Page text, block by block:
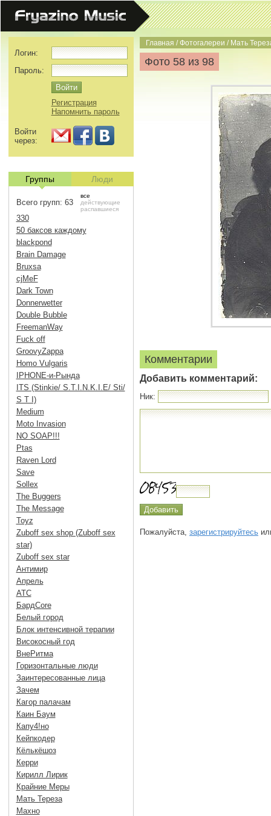
Главная /Фотогалереи / Мать
Фото 58 из 98
Комментарии
Добавить комментарий:
Ник:
Пожалуйста, зарегистрируйтесь
Логин:
Пароль:
Регистрация
Напомнить пароль
Войти
через:
Группы Люди
Всего групп: 63
все
действующие
распавшиеся
330
50 баксов каждому
blackpond
Brain Damage
Bruxsa
cjMeF
Dark Town
Donnerwetter
Double Bubble
FreemanWay
Fuck off
GroovyZappa
Homo Vulgaris
IPHONE-и-Рында
ITS (Stinkie/ S.T.I.N.K.I.E/ Sti/
S T I)
Medium
Moto Invasion
NO SOAP!!!
Ptas
Raven Lord
Save
Sollex
The Buggers
The Message
Toyz
Zuboff sex shop (Zuboff sex
star)
Zuboff sex star
Антимир
Апрель
АТС
БардCore
Белый город
Блок интенсивной терапии
Високосный год
ВнеРитма
Горизонтальные люди
Заинтересованные лица
Зачем
Кагор палачам
Каин Баум
Капу4!но
Кейпкодер
Кёлькёшоз
Керри
Кирилл Лирик
Крайние Меры
Мать Тереза
Махно